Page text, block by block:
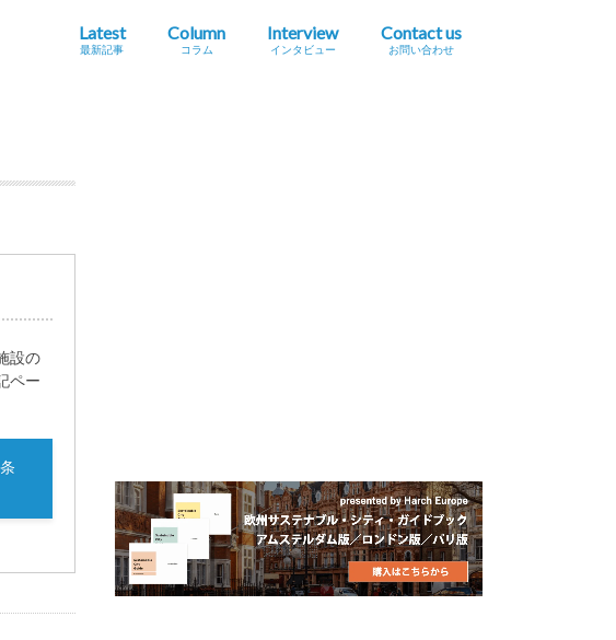
Latest
最新記事
Column
コラム
Interview
インタビュー
Contact us
お問い合わせ
設の
ペー